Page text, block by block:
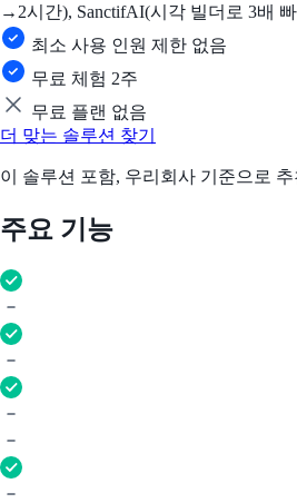
→2시간), SanctifAI(시각 빌더로 3배
최소 사용 인원 제한 없음
무료 체험 2주
무료 플랜 없음
더 맞는 솔루션 찾기
이 솔루션 포함, 우리회사 기준으로
주요 기능